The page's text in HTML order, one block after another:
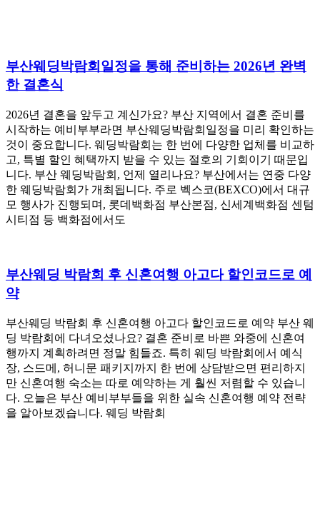
부산웨딩박람회일정을 통해 준비하는 2026년 완벽
한 결혼식
2026년 결혼을 앞두고 계신가요? 부산 지역에서 결혼 준비를
시작하는 예비부부라면 부산웨딩박람회일정을 미리 확인하는
것이 중요합니다. 웨딩박람회는 한 번에 다양한 업체를 비교하
고, 특별 할인 혜택까지 받을 수 있는 절호의 기회이기 때문입
니다. 부산 웨딩박람회, 언제 열리나요? 부산에서는 연중 다양
한 웨딩박람회가 개최됩니다. 주로 벡스코(BEXCO)에서 대규
모 행사가 진행되며, 롯데백화점 부산본점, 신세계백화점 센텀
시티점 등 백화점에서도
부산웨딩 박람회 후 신혼여행 아고다 할인코드로 예
약
부산웨딩 박람회 후 신혼여행 아고다 할인코드로 예약 부산 웨
딩 박람회에 다녀오셨나요? 결혼 준비로 바쁜 와중에 신혼여
행까지 계획하려면 정말 힘들죠. 특히 웨딩 박람회에서 예식
장, 스드메, 허니문 패키지까지 한 번에 상담받으면 편리하지
만 신혼여행 숙소는 따로 예약하는 게 훨씬 저렴할 수 있습니
다. 오늘은 부산 예비부부들을 위한 실속 신혼여행 예약 전략
을 알아보겠습니다. 웨딩 박람회